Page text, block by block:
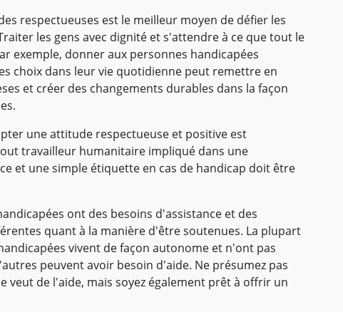
respectueuses est le meilleur moyen de défier les
les gens avec dignité et s'attendre à ce que tout le
exemple, donner aux personnes handicapées
choix dans leur vie quotidienne peut remettre en
et créer des changements durables dans la façon
une attitude respectueuse et positive est
travailleur humanitaire impliqué dans une
et une simple étiquette en cas de handicap doit être
ont des besoins d'assistance et des
quant à la manière d'être soutenues. La plupart
vivent de façon autonome et n'ont pas
peuvent avoir besoin d'aide. Ne présumez pas
veut de l'aide, mais soyez également prêt à offrir un